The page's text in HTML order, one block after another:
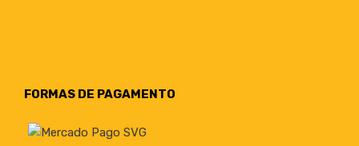
FORMAS DE PAGAMENTO